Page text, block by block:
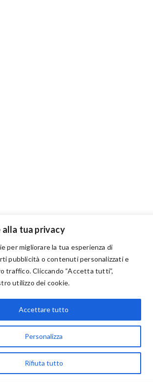
alla tua privacy
per migliorare la tua esperienza di
pubblicità o contenuti personalizzati e
traffico. Cliccando “Accetta tutti”,
utilizzo dei cookie.
Personalizza
Rifiuta tutto
Accettare tutto
PORTALE RIVENDITORI
Noci 12
Irpino (AV)